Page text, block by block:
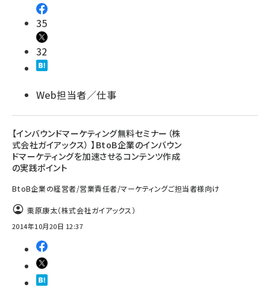
35
32
Web担当者／仕事
【インバウンドマーケティング無料セミナー（株
式会社ガイアックス） 】BtoB企業のインバウン
ドマーケティングを加速させるコンテンツ作成
の実践ポイント
BtoB企業の経営者/営業責任者/マーケティングご担当者様向け
栗原康太（株式会社ガイアックス）
2014年10月20日 12:37